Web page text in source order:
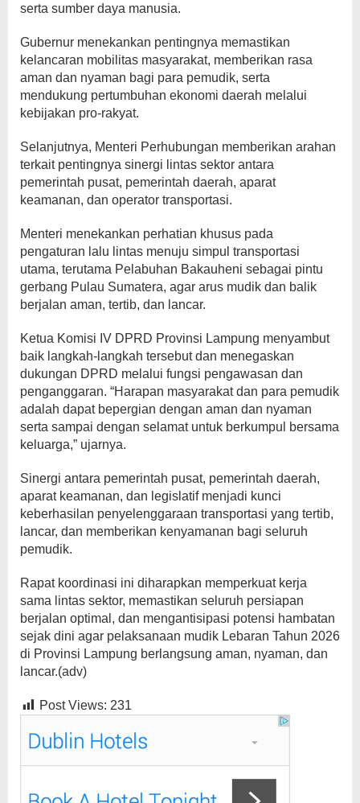
serta sumber daya manusia.
Gubernur menekankan pentingnya memastikan
kelancaran mobilitas masyarakat, memberikan rasa
aman dan nyaman bagi para pemudik, serta
mendukung pertumbuhan ekonomi daerah melalui
kebijakan pro-rakyat.
Selanjutnya, Menteri Perhubungan memberikan arahan
terkait pentingnya sinergi lintas sektor antara
pemerintah pusat, pemerintah daerah, aparat
keamanan, dan operator transportasi.
Menteri menekankan perhatian khusus pada
pengaturan lalu lintas menuju simpul transportasi
utama, terutama Pelabuhan Bakauheni sebagai pintu
gerbang Pulau Sumatera, agar arus mudik dan balik
berjalan aman, tertib, dan lancar.
Ketua Komisi IV DPRD Provinsi Lampung menyambut
baik langkah-langkah tersebut dan menegaskan
dukungan DPRD melalui fungsi pengawasan dan
penganggaran. “Harapan masyarakat dan para pemudik
adalah dapat bepergian dengan aman dan nyaman
serta sampai dengan selamat untuk berkumpul bersama
keluarga,” ujarnya.
Sinergi antara pemerintah pusat, pemerintah daerah,
aparat keamanan, dan legislatif menjadi kunci
keberhasilan penyelenggaraan transportasi yang tertib,
lancar, dan memberikan kenyamanan bagi seluruh
pemudik.
Rapat koordinasi ini diharapkan memperkuat kerja
sama lintas sektor, memastikan seluruh persiapan
berjalan optimal, dan mengantisipasi potensi hambatan
sejak dini agar pelaksanaan mudik Lebaran Tahun 2026
di Provinsi Lampung berlangsung aman, nyaman, dan
lancar.(adv)
Post Views: 231